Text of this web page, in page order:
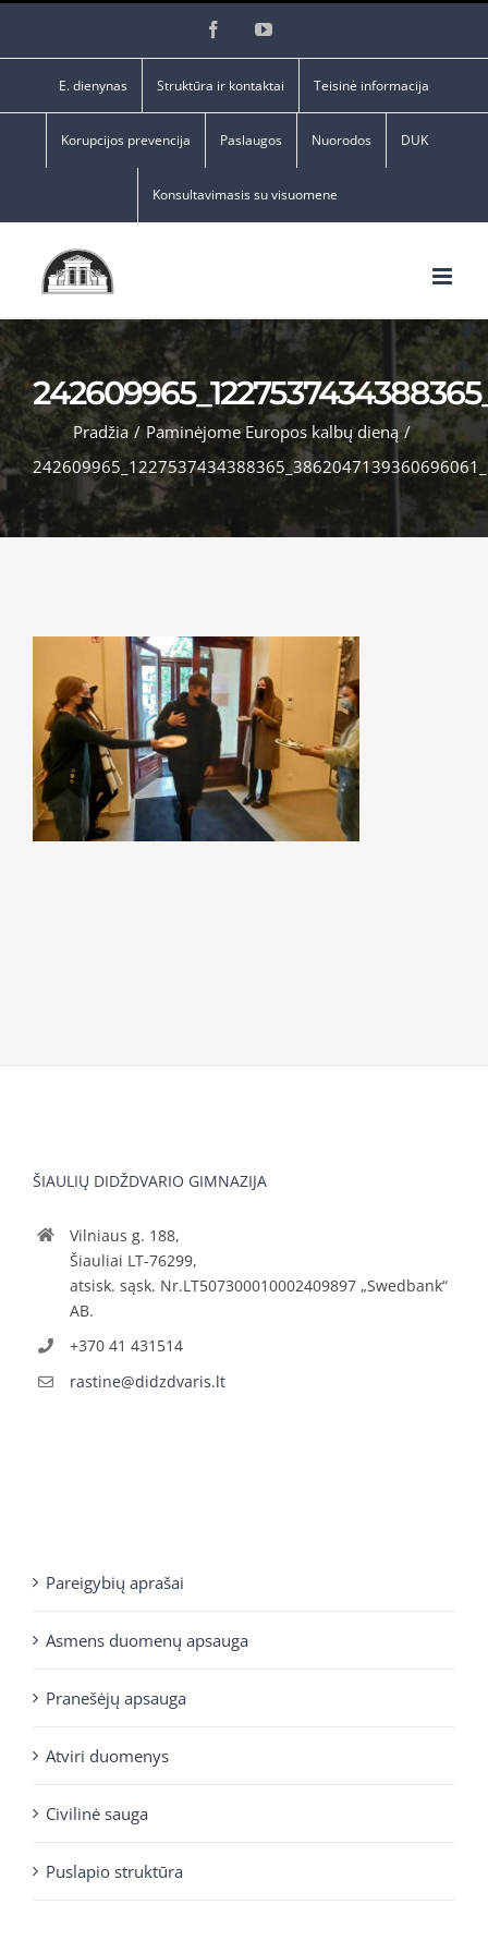
FacebookYouTube
E. dienynas Struktūra ir kontaktai Teisinė informacija
Korupcijos prevencija Paslaugos Nuorodos DUK
Konsultavimasis su visuomene
Pradžia / Paminėjome Europos kalbų dieną /
ŠIAULIŲ DIDŽDVARIO GIMNAZIJA
Vilniaus g. 188,
Šiauliai LT-76299,
atsisk. sąsk. Nr.LT507300010002409897 „Swedbank“
AB.
+370 41 431514
rastine@didzdvaris.lt
Pareigybių aprašai
Asmens duomenų apsauga
Pranešėjų apsauga
Atviri duomenys
Civilinė sauga
Puslapio struktūra